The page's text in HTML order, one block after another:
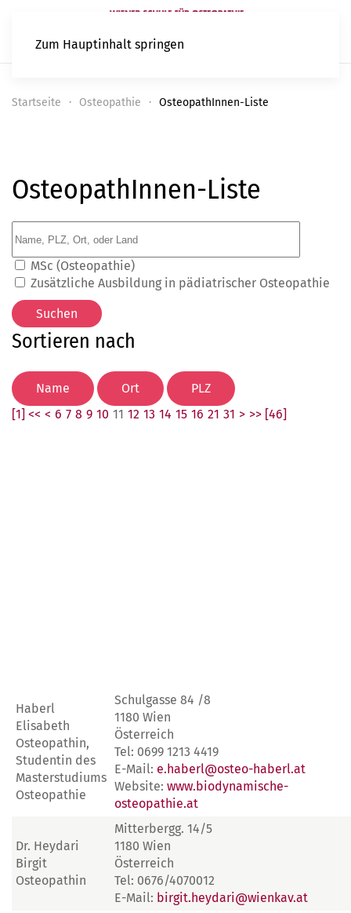
Zum Hauptinhalt springen
Startseite Osteopathie OsteopathInnen-Liste
OsteopathInnen-Liste
MSc (Osteopathie)
Zusätzliche Ausbildung in pädiatrischer Osteopathie
Sortieren nach
[1] << < 6 7 8 9 10 11 12 13 14 15 16 21 31 > >> [46]
Haberl
Elisabeth
Osteopathin,
Studentin des
Masterstudiums
Osteopathie
Schulgasse 84 /8
1180 Wien
Österreich
Tel: 0699 1213 4419
E-Mail: e.haberl@osteo-haberl.at
Website: www.biodynamische-
osteopathie.at
Dr. Heydari
Birgit
Osteopathin
Mitterbergg. 14/5
1180 Wien
Österreich
Tel: 0676/4070012
E-Mail: birgit.heydari@wienkav.at